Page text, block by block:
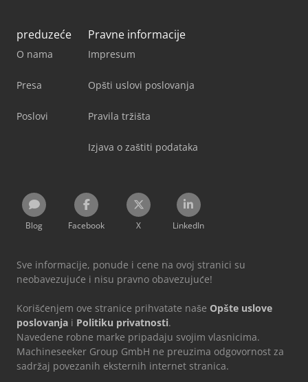
preduzeće
O nama
Presa
Poslovi
Pravne informacije
Impresum
Opšti uslovi poslovanja
Pravila tržišta
Izjava o zaštiti podataka
Blog Facebook X LinkedIn
Sve informacije, ponude i cene na ovoj stranici su
neobavezujuće i nisu pravno obavezujuće!
Korišćenjem ove stranice prihvatate naše Opšte uslove
poslovanja i Politiku privatnosti.
Navedene robne marke pripadaju svojim vlasnicima.
Machineseeker Group GmbH ne preuzima odgovornost za
sadržaj povezanih eksternih internet stranica.